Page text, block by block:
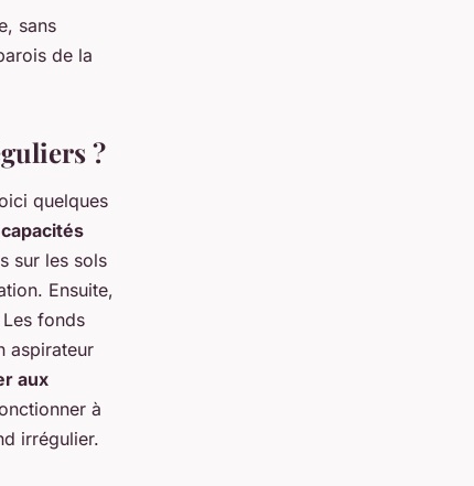
sans
de la
?
quelques
capacités
sur les sols
Ensuite,
fonds
aspirateur
aux
à
irrégulier.